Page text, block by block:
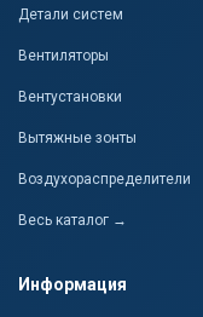
Детали систем
Вентиляторы
Вентустановки
Вытяжные зонты
Воздухораспределители
Весь каталог →
Информация